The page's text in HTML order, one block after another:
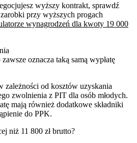
wyższy kontrakt, sprawdź
przy wyższych progach
wynagrodzeń dla kwoty 19 000
oznacza taką samą wypłatę
zależności od kosztów uzyskania
zwolnienia z PIT dla osób młodych.
mają również dodatkowe składniki
do PPK.
niż 11 800 zł brutto?